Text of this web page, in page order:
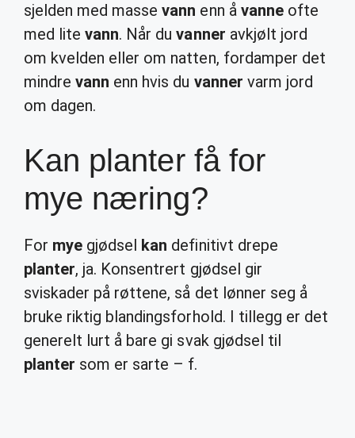
sjelden med massevann enn å vanneofte
med litevann. Når duvanner avkjølt jord
om kvelden eller om natten, fordamper det
mindrevann enn hvis du vanner varm jord
om dagen.
Kan planter få for
mye næring?
For mye gjødsel kan definitivt drepe
planter, ja. Konsentrert gjødsel gir
sviskader på røttene, så det lønner seg å
bruke riktig blandingsforhold. I tillegg er det
generelt lurt å bare gi svak gjødsel til
planter som er sarte – f.